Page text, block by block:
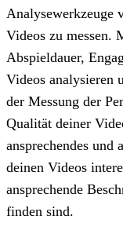
Analysewerkzeuge
Videos zu messen.
Abspieldauer,
Videos analysieren
der Messung der
Qualität deiner
ansprechendes und
deinen Videos
ansprechende
finden sind.